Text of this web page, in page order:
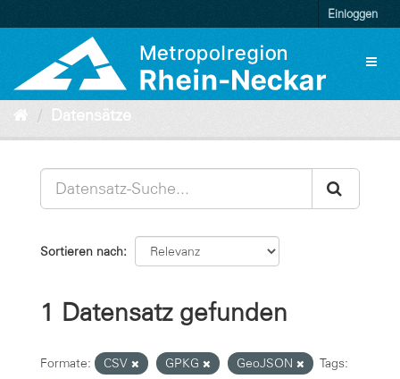
zum
Einloggen
Datensätze
Sortieren nach
1 Datensatz gefunden
Formate: CSV GPKG GeoJSON
Tags: